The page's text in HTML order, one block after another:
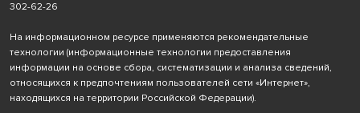
302-62-26
На информационном ресурсе применяются рекомендательные
технологии (информационные технологии предоставления
информации на основе сбора, систематизации и анализа сведений,
относящихся к предпочтениям пользователей сети «Интернет»,
находящихся на территории Российской Федерации).